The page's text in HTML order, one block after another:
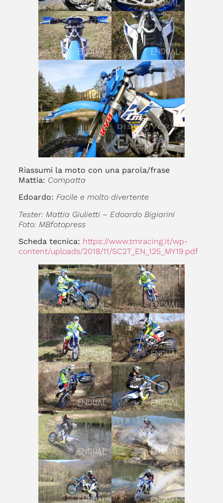
Riassumi la moto con una parola/frase
Mattia: Compatta
Edoardo: Facile e molto divertente
Tester: Mattia Giulietti – Edoardo Bigiarini
Foto: MBfotopress
Scheda tecnica: https://www.tmracing.it/wp-
content/uploads/2018/11/SC2T_EN_125_MY19.pdf